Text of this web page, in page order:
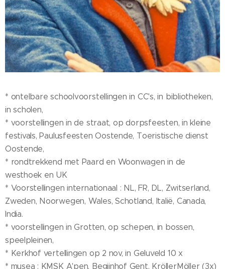
* ontelbare schoolvoorstellingen in CC's, in bibliotheken,
in scholen,
* voorstellingen in de straat, op dorpsfeesten, in kleine
festivals, Paulusfeesten Oostende, Toeristische dienst
Oostende,
* rondtrekkend met Paard en Woonwagen in de
westhoek en UK
* Voorstellingen internationaal : NL, FR, DL, Zwitserland,
Zweden, Noorwegen, Wales, Schotland, Italië, Canada,
India.
* voorstellingen in Grotten, op schepen, in bossen,
speelpleinen,
* Kerkhof vertellingen op 2 nov, in Geluveld 10 x
* musea : KMSK A'pen, Begijnhof Gent, KröllerMöller (3x)